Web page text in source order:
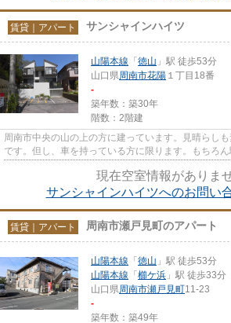
賃貸｜アパート サンシャインハイツ
山陽本線 「 徳山 」駅 徒歩53分
山口県周南市花陽 １丁目18番
-
築年数：築30年
階数：2階建
周南市中央の山の上の方に建っています。見晴らし
です。但し、車を持っている方に限ります。もちろん
現在空室情報がありませ
サンシャインハイツへのお問い
賃貸｜アパート 周南市瀬戸見町のアパート
山陽本線 「 徳山 」駅 徒歩53分
山陽本線 「 櫛ケ浜 」駅 徒歩33分
山口県周南市瀬戸見町11-23
-
築年数：築49年